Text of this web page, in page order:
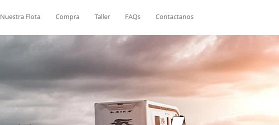
Nuestra Flota Compra Taller FAQs Contactanos